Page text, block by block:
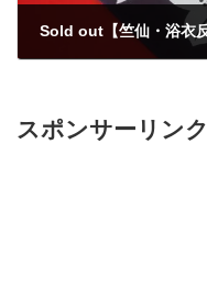
スポンサーリンク